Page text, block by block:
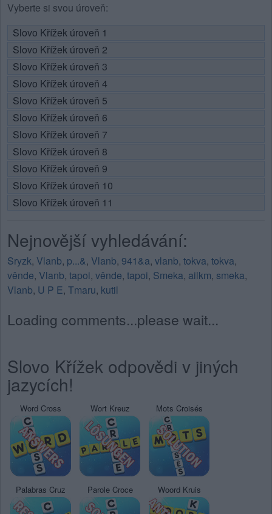
Vyberte si svou úroveň:
Slovo Křížek úroveň 1
Slovo Křížek úroveň 2
Slovo Křížek úroveň 3
Slovo Křížek úroveň 4
Slovo Křížek úroveň 5
Slovo Křížek úroveň 6
Slovo Křížek úroveň 7
Slovo Křížek úroveň 8
Slovo Křížek úroveň 9
Slovo Křížek úroveň 10
Slovo Křížek úroveň 11
Nejnovější vyhledávání:
Sryzk, Vlanb, p...&, Vlanb, 941&a, vlanb, tokva, tokva,
věnde, Vlanb, tapoi, věnde, tapoi, Smeka, ailkm, smeka,
Vlanb, U P E, Tmaru, kutil
Loading comments...please wait...
Slovo Křížek odpovědi v jiných
jazycích!
Word Cross Wort Kreuz Mots Croisés
Palabras Cruz Parole Croce Woord Kruis